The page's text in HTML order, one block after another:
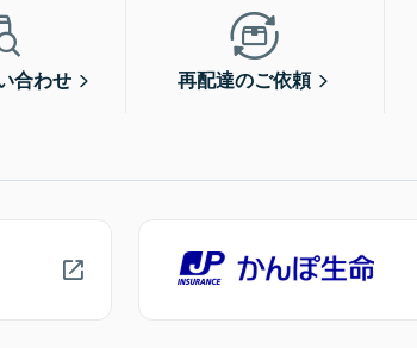
合わせ 再配達のご依頼